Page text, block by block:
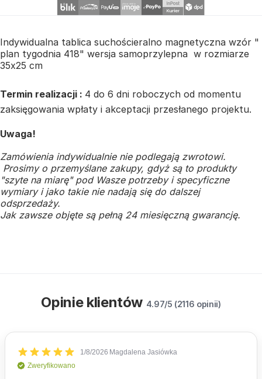
Indywidualna tablica suchościeralno magnetyczna wzór "
plan tygodnia 418" wersja samoprzylepna w rozmiarze
35x25 cm
Termin realizacji : 4 do 6 dni roboczych od momentu
zaksięgowania wpłaty i akceptacji przesłanego projektu.
Uwaga!
Zamówienia indywidualnie nie podlegają zwrotowi.
Prosimy o przemyślane zakupy, gdyż są to produkty
"szyte na miarę" pod Wasze potrzeby i specyficzne
wymiary i jako takie nie nadają się do dalszej
odsprzedaży.
Jak zawsze objęte są pełną 24 miesięczną gwarancję.
Opinie klientów 4.97/5 (2116 opinii)